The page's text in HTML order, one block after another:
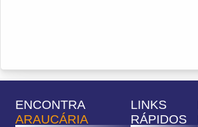
ENCONTRA
ARAUCÁRIA
LINKS
RÁPIDOS